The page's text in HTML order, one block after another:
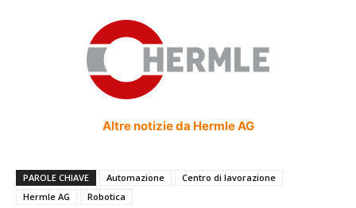
Altre notizie da Hermle AG
PAROLE CHIAVE Automazione
Centro di lavorazione
Hermle AG
Robotica